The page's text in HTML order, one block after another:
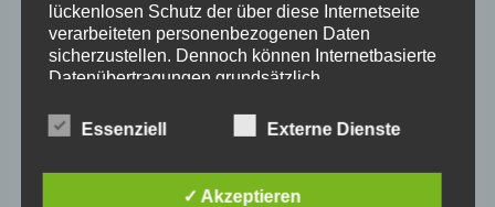
Zum Kalender hinzufügen
lückenlosen Schutz der über diese Internetseite
verarbeiteten personenbezogenen Daten
sicherzustellen. Dennoch können Internetbasierte
Datenübertragungen grundsätzlich
Schutz nicht gewährleistet werden kann. Aus
diesem Grund steht es jeder betroffenen Person
alternativen Wegen, beispielsweise telefonisch, an
Essenziell Externe Dienste
✓ Akzeptieren